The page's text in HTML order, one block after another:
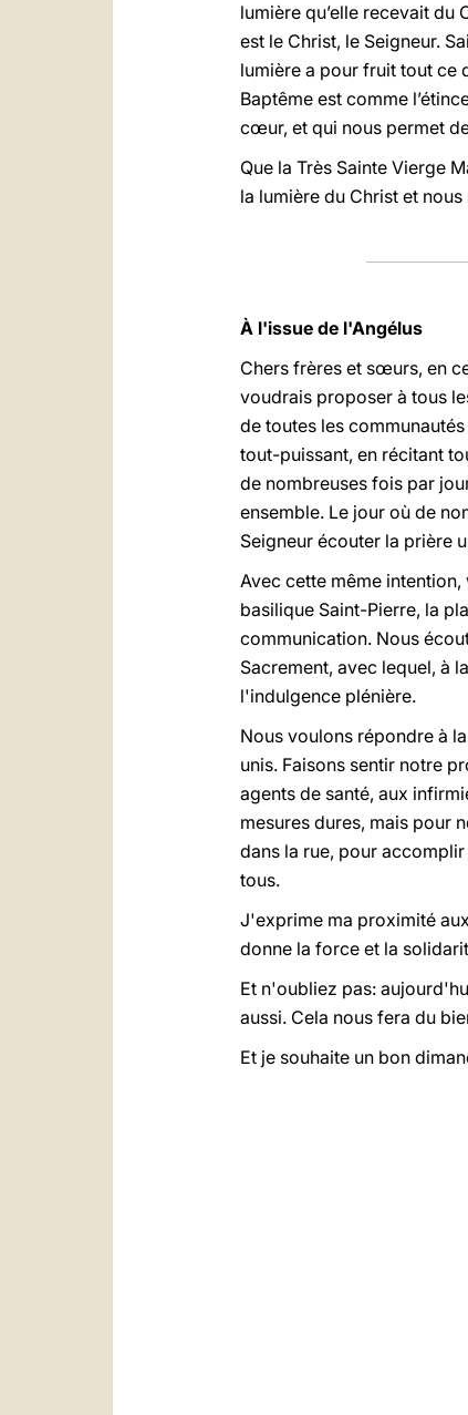
lumière qu’elle recevait du
est le Christ, le Seigneur.
lumière a pour fruit tout ce
Baptême est comme
cœur, et qui nous permet
Que la Très Sainte Vierge
la lumière du Christ et
À l'issue de l'Angélus
Chers frères et sœurs, en
voudrais proposer à tous
de toutes les
tout-puissant, en récitant
de nombreuses fois par
ensemble. Le jour où de
Seigneur écouter la prière
Avec cette même
basilique Saint-Pierre, la
communication. Nous
Sacrement, avec lequel, à
l'indulgence plénière.
Nous voulons répondre à
unis. Faisons sentir notre
agents de santé, aux
mesures dures, mais pour
dans la rue, pour
tous.
J'exprime ma proximité
donne la force et la
Et n'oubliez pas:
aussi. Cela nous fera du
Et je souhaite un bon